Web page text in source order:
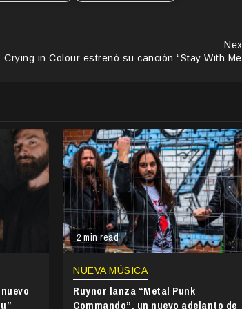
Crying in Colour estrenó su canción “Stay With
2 min read
NUEVA MÚSICA
Ruynor lanza “Metal Punk
Commando”, un nuevo adelanto de